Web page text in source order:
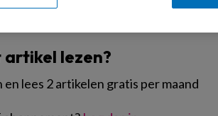
lezen?
lees 2 artikelen gratis per maand